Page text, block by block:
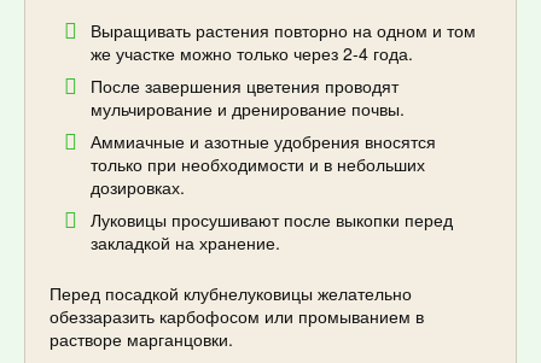
Выращивать растения повторно на одном и том
же участке можно только через 2-4 года.
После завершения цветения проводят
мульчирование и дренирование почвы.
Аммиачные и азотные удобрения вносятся
только при необходимости и в небольших
дозировках.
Луковицы просушивают после выкопки перед
закладкой на хранение.
Перед посадкой клубнелуковицы желательно
обеззаразить карбофосом или промыванием в
растворе марганцовки.